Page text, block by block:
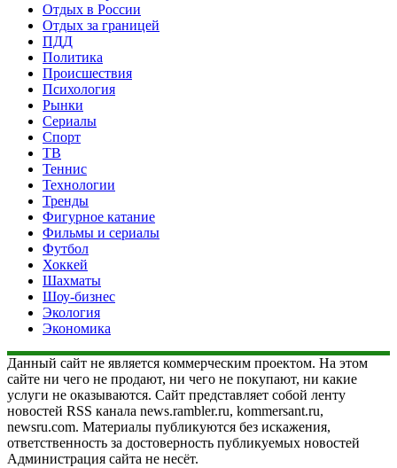
Отдых в России
Отдых за границей
ПДД
Политика
Происшествия
Психология
Рынки
Сериалы
Спорт
ТВ
Теннис
Технологии
Тренды
Фигурное катание
Фильмы и сериалы
Футбол
Хоккей
Шахматы
Шоу-бизнес
Экология
Экономика
Данный сайт не является коммерческим проектом. На этом
сайте ни чего не продают, ни чего не покупают, ни какие
услуги не оказываются. Сайт представляет собой ленту
новостей RSS канала news.rambler.ru, kommersant.ru,
newsru.com. Материалы публикуются без искажения,
ответственность за достоверность публикуемых новостей
Администрация сайта не несёт.